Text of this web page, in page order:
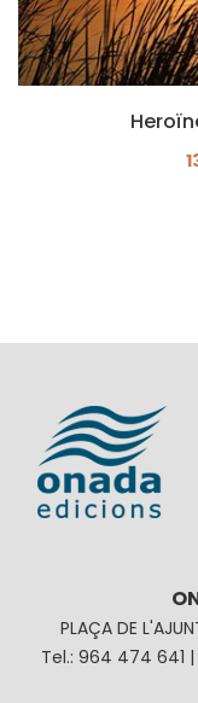
PLAÇA DE
Tel.: 964 474 641